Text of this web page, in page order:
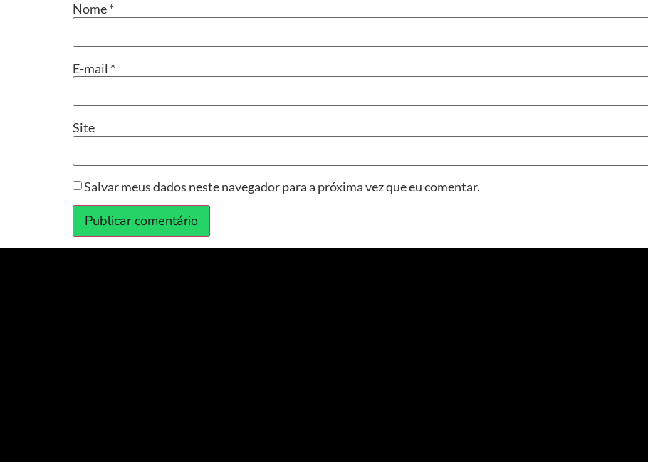
Nome*
E-mail *
Site
Salvar meus dados neste navegador para a próxima vez que eu comentar.